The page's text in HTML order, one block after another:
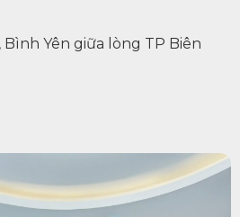
Yên giữa lòng TP Biên